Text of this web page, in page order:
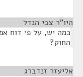
היו"ר צבי הנדל
כמה יש, על פי דוח
החוק?
אליעזר זנדברג